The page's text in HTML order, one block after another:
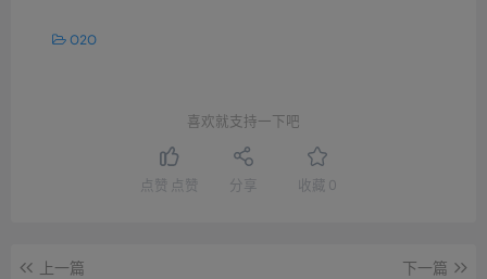
O2O
喜欢就支持一下吧
点赞 点赞 分享 收藏 0
上一篇
下一篇